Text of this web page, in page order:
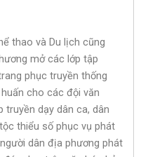
thao và Du lịch cũng
mở các lớp tập
phục truyền thống
cho các đội văn
truyền dạy dân ca, dân
thiểu số phục vụ phát
dân địa phương phát